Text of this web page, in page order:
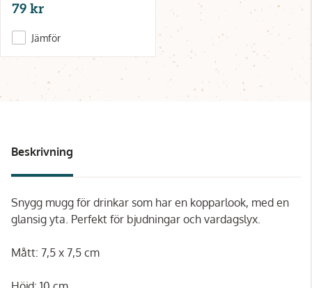
79 kr
Jämför
Beskrivning
Snygg mugg för drinkar som har en kopparlook, med en
glansig yta. Perfekt för bjudningar och vardagslyx.
Mått: 7,5 x 7,5 cm